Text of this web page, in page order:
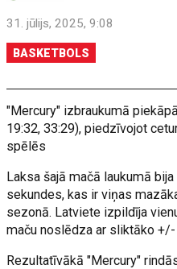
31. jūlijs, 2025, 9:08
BASKETBOLS
"Mercury" izbraukumā
19:32, 33:29), piedzīvojot
spēlēs
Laksa šajā mačā laukumā
sekundes, kas ir viņas
sezonā. Latviete izpildīja
maču noslēdza ar sliktāko
Rezultatīvākā "Mercury"